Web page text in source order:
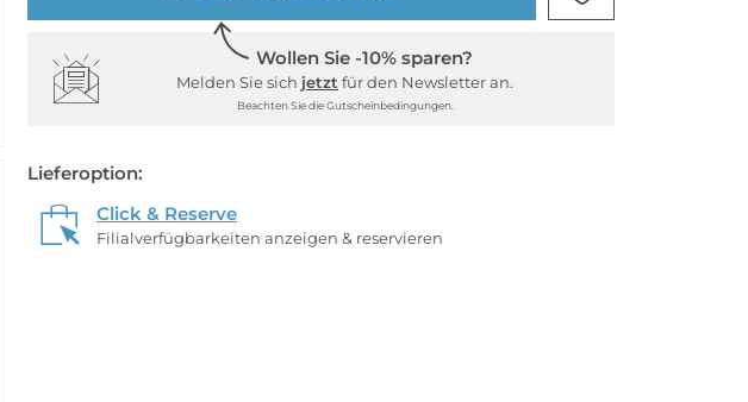
Wollen Sie -10% sparen?
Melden Sie sich jetzt für den Newsletter an.
Beachten Sie die Gutscheinbedingungen.
Lieferoption:
Click & Reserve
Filialverfügbarkeiten anzeigen & reservieren